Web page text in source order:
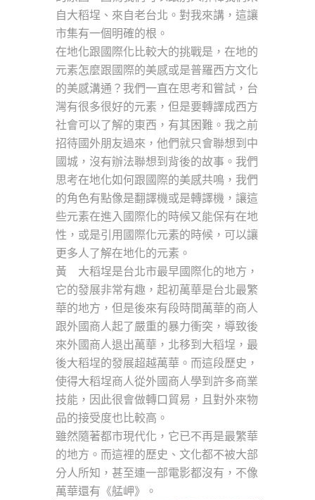
自大稻埕、來自老台北。對我來講，這讓
市集有一個明確的根。
在地化跟國際化比較大的挑戰是，在地的
元素怎麼跟國際的美感或是普羅西方文化
的美感溝通？我們一直在思考和嘗試，台
灣有很多很好的元素，但是要轉譯成西方
社會可以了解的東西，有其困難。我之前
招待國外朋友過來，他們就只會聯想到中
國城，沒有辦法聯想到背後的故事。我們
思考在地化如何跟國際的美感共鳴，我們
的角色有點像是翻譯機或是轉譯機，讓這
些元素在進入國際化的時候又能保有在地
性，或是引用國際化元素的時候，可以讓
更多人了解在地化的元素。
黃 大稻埕是台北市最早國際化的地方，
它的發展非常有趣，起初萬華是台北最繁
華的地方，但是後來有段時間萬華的商人
跟外國商人起了嚴重的暴力衝突，導致後
來外國商人退出萬華，北移到大稻埕，最
後大稻埕的發展超越萬華。而這段歷史，
使得大稻埕商人從外國商人學到許多商業
技能，因此很會做轉口貿易，且對外來物
品的接受度也比較高。
雖然隨著都市現代化，它已不再是最繁華
的地方。而這裡的歷史、文化都不被大部
分人所知，甚至連一部電影都沒有，不像
萬華還有《艋岬》。